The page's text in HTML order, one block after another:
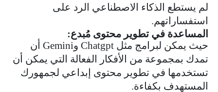
لم يستطع الذكاء الاصطناعي الرد على
استفساراتهم.
المساعدة في تطوير محتوى مُبدع:
حيث يمكن لبرامج مثل Chatgpt وGemini أن
تمدك بمجموعة من الأفكار الفعالة التي يمكن أن
تستخدمها في تطوير محتوى إبداعي لجمهورك
المستهدف بكفاءة.